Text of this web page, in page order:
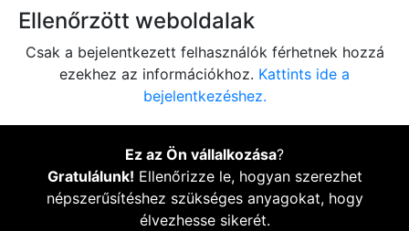
Ellenőrzött weboldalak
Csak a bejelentkezett felhasználók férhetnek hozzá
ezekhez az információkhoz. Kattints ide a
bejelentkezéshez.
Ez az Ön vállalkozása?
Gratulálunk! Ellenőrizze le, hogyan szerezhet
népszerűsítéshez szükséges anyagokat, hogy
élvezhesse sikerét.